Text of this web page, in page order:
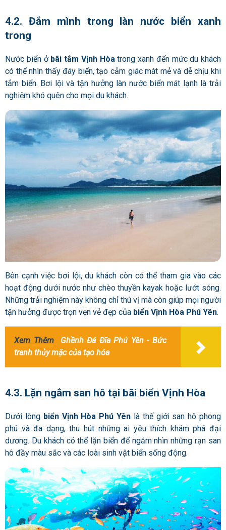
4.2. Đắm mình trong làn nước biển xanh
trong
Nước biển ở bãi tắm Vịnh Hòatrong xanh đến mức du khách
có thể nhìn thấy đáy biển, tạo cảm giác mát mẻ và dễ chịu khi
tắm biển. Bơi lội và tận hưởng làn nước biển mát lạnh là trải
nghiệm khó quên cho mọi du khách.
Bên cạnh việc bơi lội, du khách còn có thể tham gia vào các
hoạt động dưới nước như chèo thuyền kayak hoặc lướt sóng.
Những trải nghiệm này không chỉ thú vị mà còn giúp mọi người
tận hưởng được trọn vẹn vẻ đẹp của biển Vịnh Hòa Phú Yên.
Xem Thêm
Ghềnh Đá Đĩa Phú Yên - Bức
tranh thủy mặc của tạo hóa
4.3. Lặn ngắm san hô tại bãi biển Vịnh Hòa
Dưới lòngbiển Vịnh Hòa Phú Yên là thế giới san hô phong
phú và đa dạng, thu hút những ai yêu thích khám phá đại
dương. Du khách có thể lặn biển để ngắm nhìn những rạn san
hô đầy màu sắc và các loài sinh vật biển sống động.